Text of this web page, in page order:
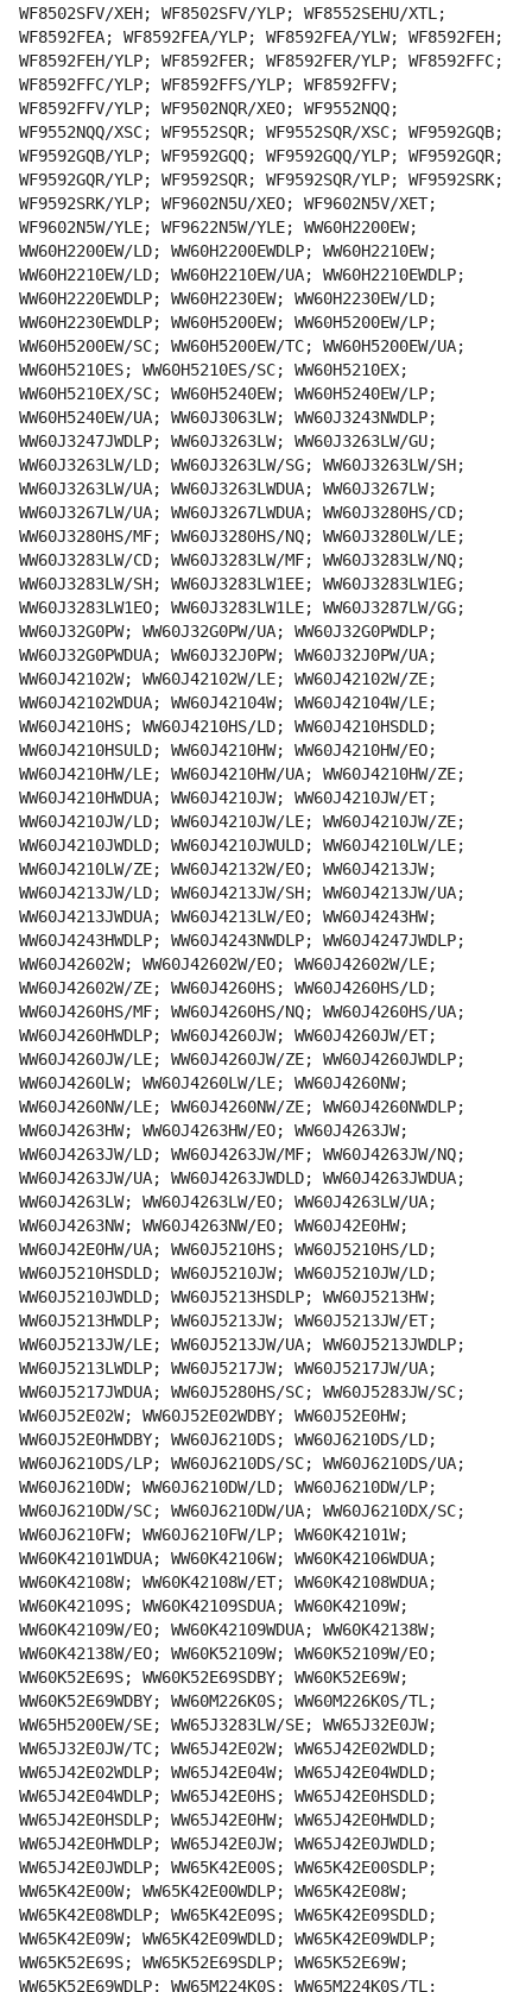
WF8502SFV/XEH; WF8502SFV/YLP; WF8552SEHU/XTL;
WF8592FEA; WF8592FEA/YLP; WF8592FEA/YLW; WF8592FEH;
WF8592FEH/YLP; WF8592FER; WF8592FER/YLP; WF8592FFC;
WF8592FFC/YLP; WF8592FFS/YLP; WF8592FFV;
WF8592FFV/YLP; WF9502NQR/XEO; WF9552NQQ;
WF9552NQQ/XSC; WF9552SQR; WF9552SQR/XSC; WF9592GQB;
WF9592GQB/YLP; WF9592GQQ; WF9592GQQ/YLP; WF9592GQR;
WF9592GQR/YLP; WF9592SQR; WF9592SQR/YLP; WF9592SRK;
WF9592SRK/YLP; WF9602N5U/XEO; WF9602N5V/XET;
WF9602N5W/YLE; WF9622N5W/YLE; WW60H2200EW;
WW60H2200EW/LD; WW60H2200EWDLP; WW60H2210EW;
WW60H2210EW/LD; WW60H2210EW/UA; WW60H2210EWDLP;
WW60H2220EWDLP; WW60H2230EW; WW60H2230EW/LD;
WW60H2230EWDLP; WW60H5200EW; WW60H5200EW/LP;
WW60H5200EW/SC; WW60H5200EW/TC; WW60H5200EW/UA;
WW60H5210ES; WW60H5210ES/SC; WW60H5210EX;
WW60H5210EX/SC; WW60H5240EW; WW60H5240EW/LP;
WW60H5240EW/UA; WW60J3063LW; WW60J3243NWDLP;
WW60J3247JWDLP; WW60J3263LW; WW60J3263LW/GU;
WW60J3263LW/LD; WW60J3263LW/SG; WW60J3263LW/SH;
WW60J3263LW/UA; WW60J3263LWDUA; WW60J3267LW;
WW60J3267LW/UA; WW60J3267LWDUA; WW60J3280HS/CD;
WW60J3280HS/MF; WW60J3280HS/NQ; WW60J3280LW/LE;
WW60J3283LW/CD; WW60J3283LW/MF; WW60J3283LW/NQ;
WW60J3283LW/SH; WW60J3283LW1EE; WW60J3283LW1EG;
WW60J3283LW1EO; WW60J3283LW1LE; WW60J3287LW/GG;
WW60J32G0PW; WW60J32G0PW/UA; WW60J32G0PWDLP;
WW60J32G0PWDUA; WW60J32J0PW; WW60J32J0PW/UA;
WW60J42102W; WW60J42102W/LE; WW60J42102W/ZE;
WW60J42102WDUA; WW60J42104W; WW60J42104W/LE;
WW60J4210HS; WW60J4210HS/LD; WW60J4210HSDLD;
WW60J4210HSULD; WW60J4210HW; WW60J4210HW/EO;
WW60J4210HW/LE; WW60J4210HW/UA; WW60J4210HW/ZE;
WW60J4210HWDUA; WW60J4210JW; WW60J4210JW/ET;
WW60J4210JW/LD; WW60J4210JW/LE; WW60J4210JW/ZE;
WW60J4210JWDLD; WW60J4210JWULD; WW60J4210LW/LE;
WW60J4210LW/ZE; WW60J42132W/EO; WW60J4213JW;
WW60J4213JW/LD; WW60J4213JW/SH; WW60J4213JW/UA;
WW60J4213JWDUA; WW60J4213LW/EO; WW60J4243HW;
WW60J4243HWDLP; WW60J4243NWDLP; WW60J4247JWDLP;
WW60J42602W; WW60J42602W/EO; WW60J42602W/LE;
WW60J42602W/ZE; WW60J4260HS; WW60J4260HS/LD;
WW60J4260HS/MF; WW60J4260HS/NQ; WW60J4260HS/UA;
WW60J4260HWDLP; WW60J4260JW; WW60J4260JW/ET;
WW60J4260JW/LE; WW60J4260JW/ZE; WW60J4260JWDLP;
WW60J4260LW; WW60J4260LW/LE; WW60J4260NW;
WW60J4260NW/LE; WW60J4260NW/ZE; WW60J4260NWDLP;
WW60J4263HW; WW60J4263HW/EO; WW60J4263JW;
WW60J4263JW/LD; WW60J4263JW/MF; WW60J4263JW/NQ;
WW60J4263JW/UA; WW60J4263JWDLD; WW60J4263JWDUA;
WW60J4263LW; WW60J4263LW/EO; WW60J4263LW/UA;
WW60J4263NW; WW60J4263NW/EO; WW60J42E0HW;
WW60J42E0HW/UA; WW60J5210HS; WW60J5210HS/LD;
WW60J5210HSDLD; WW60J5210JW; WW60J5210JW/LD;
WW60J5210JWDLD; WW60J5213HSDLP; WW60J5213HW;
WW60J5213HWDLP; WW60J5213JW; WW60J5213JW/ET;
WW60J5213JW/LE; WW60J5213JW/UA; WW60J5213JWDLP;
WW60J5213LWDLP; WW60J5217JW; WW60J5217JW/UA;
WW60J5217JWDUA; WW60J5280HS/SC; WW60J5283JW/SC;
WW60J52E02W; WW60J52E02WDBY; WW60J52E0HW;
WW60J52E0HWDBY; WW60J6210DS; WW60J6210DS/LD;
WW60J6210DS/LP; WW60J6210DS/SC; WW60J6210DS/UA;
WW60J6210DW; WW60J6210DW/LD; WW60J6210DW/LP;
WW60J6210DW/SC; WW60J6210DW/UA; WW60J6210DX/SC;
WW60J6210FW; WW60J6210FW/LP; WW60K42101W;
WW60K42101WDUA; WW60K42106W; WW60K42106WDUA;
WW60K42108W; WW60K42108W/ET; WW60K42108WDUA;
WW60K42109S; WW60K42109SDUA; WW60K42109W;
WW60K42109W/EO; WW60K42109WDUA; WW60K42138W;
WW60K42138W/EO; WW60K52109W; WW60K52109W/EO;
WW60K52E69S; WW60K52E69SDBY; WW60K52E69W;
WW60K52E69WDBY; WW60M226K0S; WW60M226K0S/TL;
WW65H5200EW/SE; WW65J3283LW/SE; WW65J32E0JW;
WW65J32E0JW/TC; WW65J42E02W; WW65J42E02WDLD;
WW65J42E02WDLP; WW65J42E04W; WW65J42E04WDLD;
WW65J42E04WDLP; WW65J42E0HS; WW65J42E0HSDLD;
WW65J42E0HSDLP; WW65J42E0HW; WW65J42E0HWDLD;
WW65J42E0HWDLP; WW65J42E0JW; WW65J42E0JWDLD;
WW65J42E0JWDLP; WW65K42E00S; WW65K42E00SDLP;
WW65K42E00W; WW65K42E00WDLP; WW65K42E08W;
WW65K42E08WDLP; WW65K42E09S; WW65K42E09SDLD;
WW65K42E09W; WW65K42E09WDLD; WW65K42E09WDLP;
WW65K52E69S; WW65K52E69SDLP; WW65K52E69W;
WW65K52E69WDLP; WW65M224K0S; WW65M224K0S/TL;